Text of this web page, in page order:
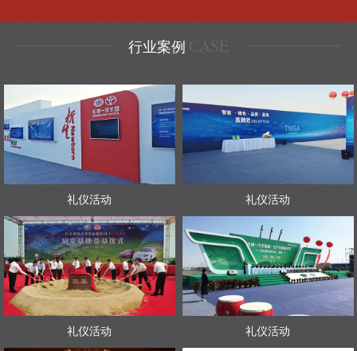
行业案例 CASE
礼仪活动 礼仪活动
礼仪活动 礼仪活动